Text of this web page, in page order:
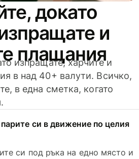
докато
и
плащания
изпращате, харчите и
в над 40+ валути. Всичко,
в една сметка, когато
си в движение по целия
си под ръка на едно място и